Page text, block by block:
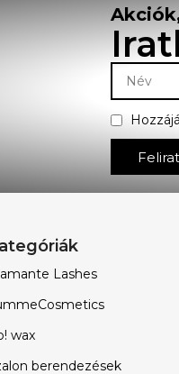
Lashes
wax
berendezések